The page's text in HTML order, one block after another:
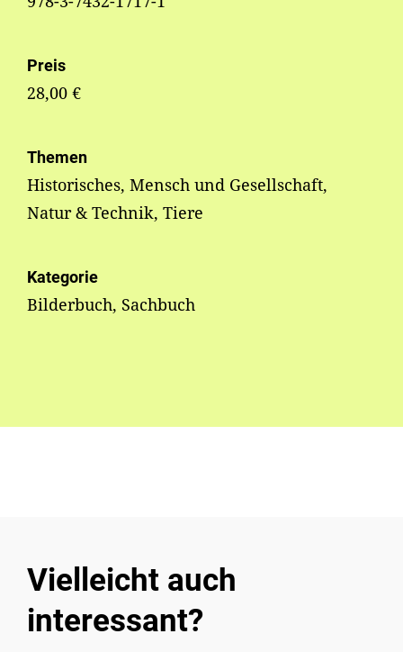
Preis
28,00 €
Themen
Historisches, Mensch und Gesellschaft,
Natur & Technik, Tiere
Kategorie
Bilderbuch, Sachbuch
Vielleicht auch
interessant?